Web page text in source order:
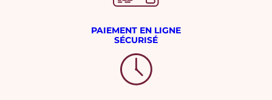
PAIEMENT EN LIGNE
SÉCURISÉ